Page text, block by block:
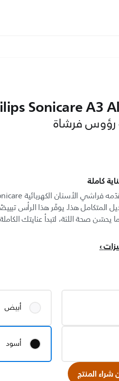
Sonicare A3
كاملة
المتكامل هذا. يوفّر هذا الرأس
يحسّن صحة اللثة، لتبدأ عنايتك
أبيض
أسود
شراء المنتج